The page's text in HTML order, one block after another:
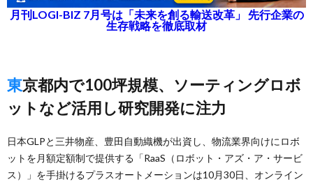
月刊LOGI-BIZ 7月号は「未来を創る輸送改革」 先行企業の
生存戦略を徹底取材
東京都内で100坪規模、ソーティングロボ
ットなど活用し研究開発に注力
日本GLPと三井物産、豊田自動織機が出資し、物流業界向けにロボ
ットを月額定額制で提供する「RaaS（ロボット・アズ・ア・サービ
ス）」を手掛けるプラスオートメーションは10月30日、オンライン